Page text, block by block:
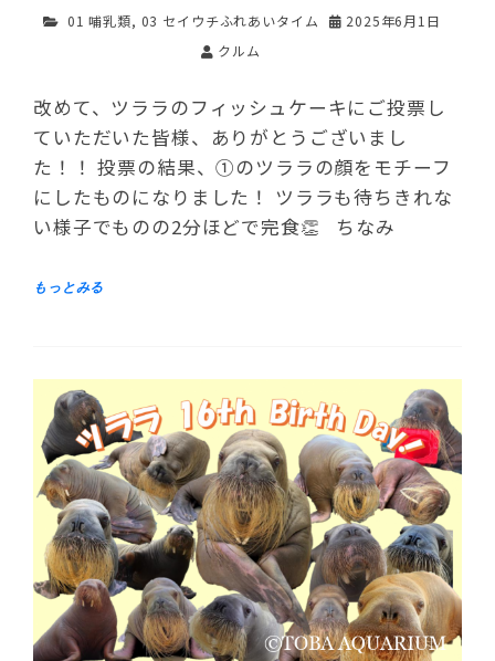
01 哺乳類, 03 セイウチふれあいタイム
2025年6月1日
クルム
改めて、ツララのフィッシュケーキにご投票し
ていただいた皆様、ありがとうございまし
た！！ 投票の結果、①のツララの顔をモチーフ
にしたものになりました！ ツララも待ちきれな
い様子でものの2分ほどで完食👏 ちなみ